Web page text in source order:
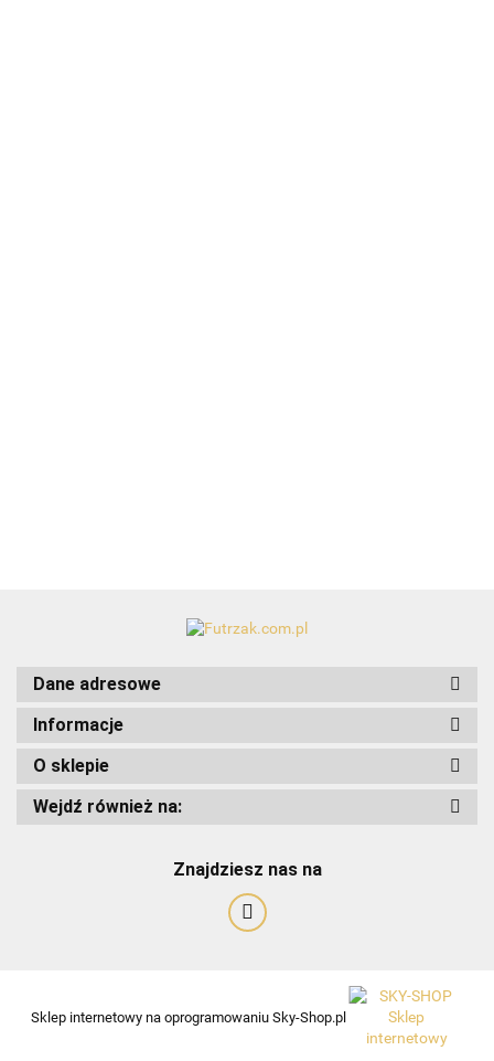
Dane adresowe
Informacje
O sklepie
Wejdź również na:
Znajdziesz nas na
Sklep internetowy na oprogramowaniu Sky-Shop.pl